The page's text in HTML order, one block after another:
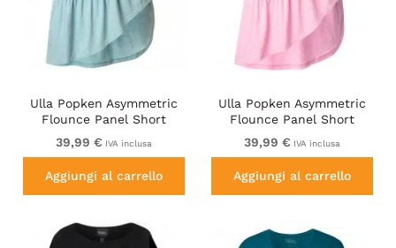
Ulla Popken Asymmetric
Flounce Panel Short
Sleeve Tee Light Moss
Green
39,99 € IVA inclusa
Aggiungi al carrello
Ulla Popken Asymmetric
Flounce Panel Short
Sleeve Tee Pink
39,99 € IVA inclusa
Aggiungi al carrello